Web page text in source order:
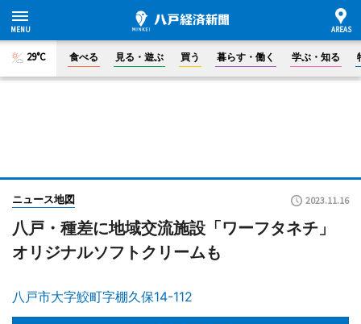
29°C 食べる 見る・遊ぶ 買う 暮らす・働く 学ぶ・知る
ニュース地図 2023.11.16
八戸・種差に地域交流施設「ワーフタネチ」
オリジナルソフトクリームも
八戸市大字鮫町字棚久保14-112